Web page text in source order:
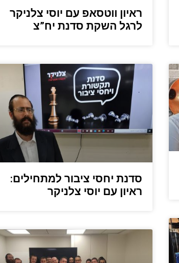
ראיון ווטסאפ עם יוסי צלניקר
לרגל השקת סדנת יח”צ
סדנת יחסי ציבור למתחילים:
ראיון עם יוסי צלניקר